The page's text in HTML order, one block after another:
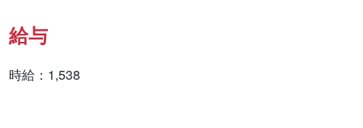
給与
時給：1,538